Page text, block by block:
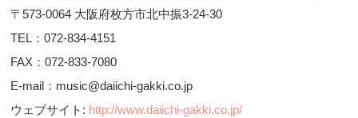
〒573-0064 大阪府枚方市北中振3-24-30
TEL：072-834-4151
FAX：072-833-7080
E-mail：music@daiichi-gakki.co.jp
ウェブサイト: http://www.daiichi-gakki.co.jp/